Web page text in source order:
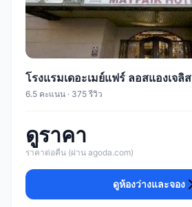
โรงแรมเดอะเมย์แฟร์ ลอสแองเจลิส
6.5 คะแนน · 375 รีวิว
ดูราคา
ราคาต่อคืน (ผ่าน agoda.com)
ดูห้องว่างและจอง